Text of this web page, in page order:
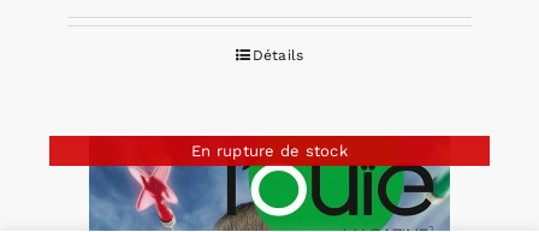
Détails
En rupture de stock